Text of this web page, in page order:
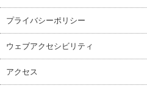
プライバシーポリシー
ウェブアクセシビリティ
アクセス